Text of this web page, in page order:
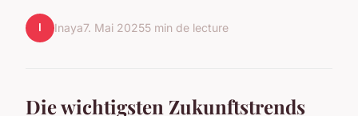
I Inaya7. Mai 20255 min de lecture
Die wichtigsten Zukunftstrends